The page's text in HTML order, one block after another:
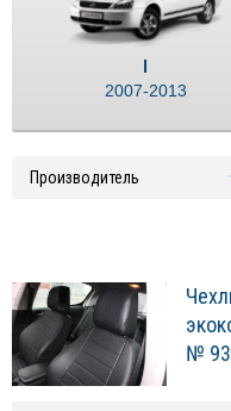
I
2007-2013
№